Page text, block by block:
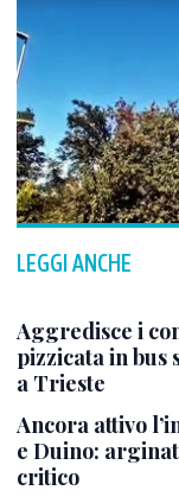
LEGGI ANCHE
Aggredisce i
pizzicata in bus
a Trieste
Ancora attivo
e Duino:
critico